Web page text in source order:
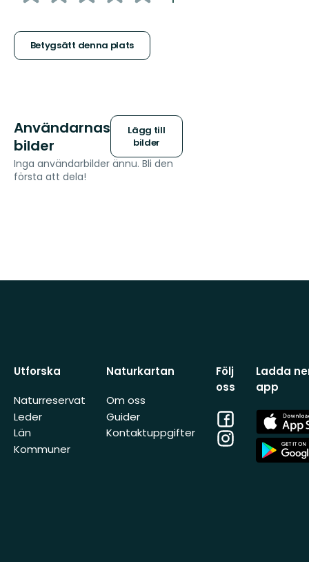
stjärnor
Betygsätt denna plats
Användarnas
bilder
Lägg till
bilder
Inga användarbilder ännu. Bli den
första att dela!
Utforska
Naturreservat
Leder
Län
Kommuner
Naturkartan
Om oss
Guider
Kontaktuppgifter
Följ
oss
Facebook
Instagram
Ladda
app
App
Store
App
Store